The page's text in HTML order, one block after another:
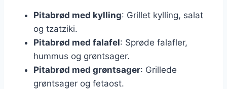
Pitabrød med kylling: Grillet kylling, salat
og tzatziki.
Pitabrød med falafel: Sprøde falafler,
hummus og grøntsager.
Pitabrød med grøntsager: Grillede
grøntsager og fetaost.